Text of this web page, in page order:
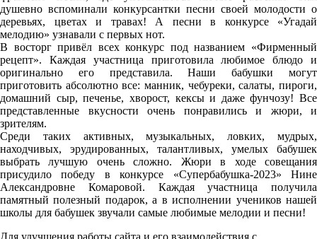
душевно вспоминали конкурсантки песни своей молодости о
деревьях, цветах и травах! А песни в конкурсе «Угадай
мелодию» узнавали с первых нот.
В восторг привёл всех конкурс под названием «Фирменный
рецепт». Каждая участница приготовила любимое блюдо и
оригинально его представила. Наши бабушки могут
приготовить абсолютно все: манник, чебуреки, салаты, пироги,
домашний сыр, печенье, хворост, кексы и даже фунчозу! Все
представленные вкусности очень понравились и жюри, и
зрителям.
Среди таких активных, музыкальных, ловких, мудрых,
находчивых, эрудированных, талантливых, умелых бабушек
выбрать лучшую очень сложно. Жюри в ходе совещания
присудило победу в конкурсе «Супербабушка-2023» Нине
Александровне Комаровой. Каждая участница получила
памятный полезный подарок, а в исполнении учеников нашей
школы для бабушек звучали самые любимые мелодии и песни!